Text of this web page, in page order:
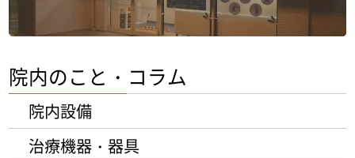
院内のこと・コラム
院内設備
治療機器・器具